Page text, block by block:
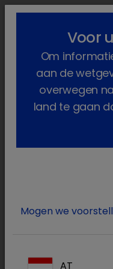
SPECIFIC Omega
lockLog in op
Voor
Om
aan de
overwegen
land te gaan
Mogen we
AT